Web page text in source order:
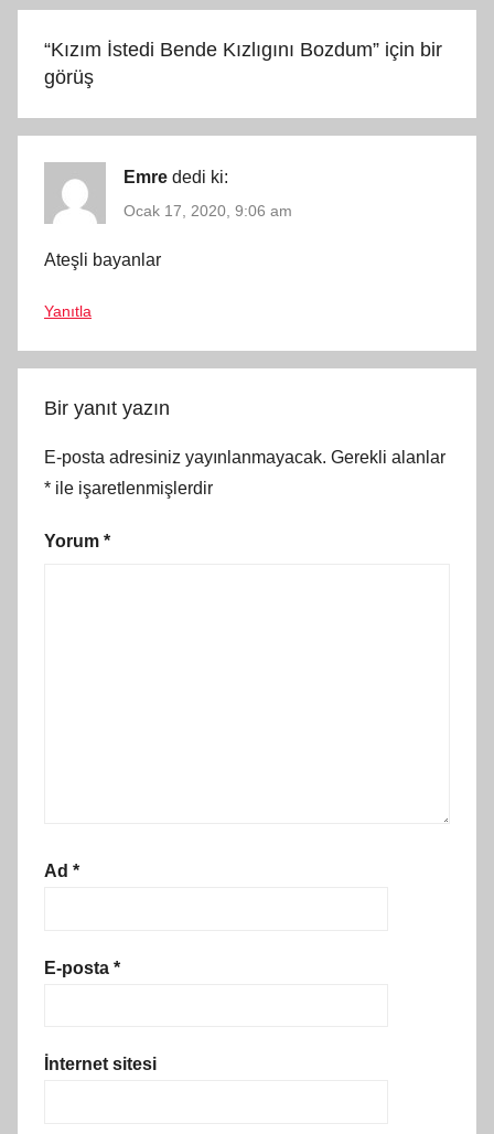
“Kızım İstedi Bende Kızlıgını Bozdum” için bir
görüş
Emre dedi ki:
Ocak 17, 2020, 9:06 am
Ateşli bayanlar
Yanıtla
Bir yanıt yazın
E-posta adresiniz yayınlanmayacak. Gerekli alanlar
* ile işaretlenmişlerdir
Yorum *
Ad *
E-posta *
İnternet sitesi